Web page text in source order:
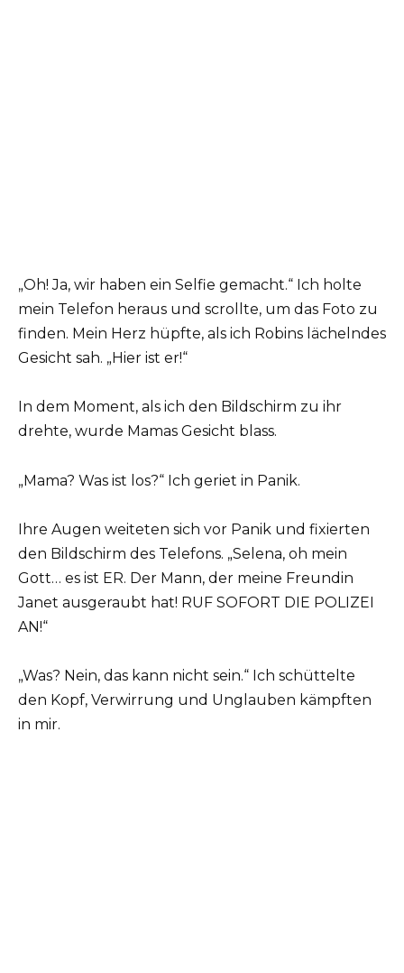
„Oh! Ja, wir haben ein Selfie gemacht.“ Ich holte
mein Telefon heraus und scrollte, um das Foto zu
finden. Mein Herz hüpfte, als ich Robins lächelndes
Gesicht sah. „Hier ist er!“
In dem Moment, als ich den Bildschirm zu ihr
drehte, wurde Mamas Gesicht blass.
„Mama? Was ist los?“ Ich geriet in Panik.
Ihre Augen weiteten sich vor Panik und fixierten
den Bildschirm des Telefons. „Selena, oh mein
Gott… es ist ER. Der Mann, der meine Freundin
Janet ausgeraubt hat! RUF SOFORT DIE POLIZEI
AN!“
„Was? Nein, das kann nicht sein.“ Ich schüttelte
den Kopf, Verwirrung und Unglauben kämpften
in mir.